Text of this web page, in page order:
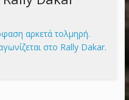
αρκετά τολμηρή.
στο Rally Dakar.